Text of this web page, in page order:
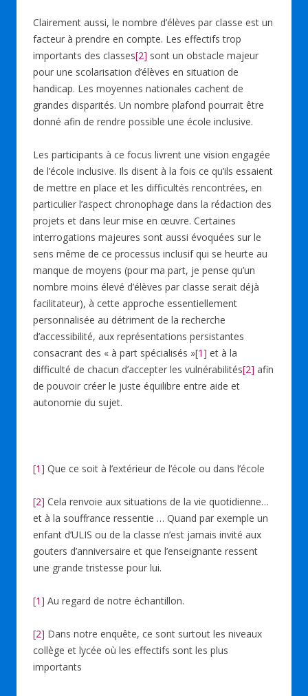
Clairement aussi, le nombre d’élèves par classe est un
facteur à prendre en compte. Les effectifs trop
importants des classes[2] sont un obstacle majeur
pour une scolarisation d’élèves en situation de
handicap. Les moyennes nationales cachent de
grandes disparités. Un nombre plafond pourrait être
donné afin de rendre possible une école inclusive.
Les participants à ce focus livrent une vision engagée
de l’école inclusive. Ils disent à la fois ce qu’ils essaient
de mettre en place et les difficultés rencontrées, en
particulier l’aspect chronophage dans la rédaction des
projets et dans leur mise en œuvre. Certaines
interrogations majeures sont aussi évoquées sur le
sens même de ce processus inclusif qui se heurte au
manque de moyens (pour ma part, je pense qu’un
nombre moins élevé d’élèves par classe serait déjà
facilitateur), à cette approche essentiellement
personnalisée au détriment de la recherche
d’accessibilité, aux représentations persistantes
consacrant des « à part spécialisés »[1] et à la
difficulté de chacun d’accepter les vulnérabilités[2] afin
de pouvoir créer le juste équilibre entre aide et
autonomie du sujet.
[1] Que ce soit à l’extérieur de l’école ou dans l’école
[2] Cela renvoie aux situations de la vie quotidienne…
et à la souffrance ressentie … Quand par exemple un
enfant d’ULIS ou de la classe n’est jamais invité aux
gouters d’anniversaire et que l’enseignante ressent
une grande tristesse pour lui.
[1] Au regard de notre échantillon.
[2] Dans notre enquête, ce sont surtout les niveaux
collège et lycée où les effectifs sont les plus
importants